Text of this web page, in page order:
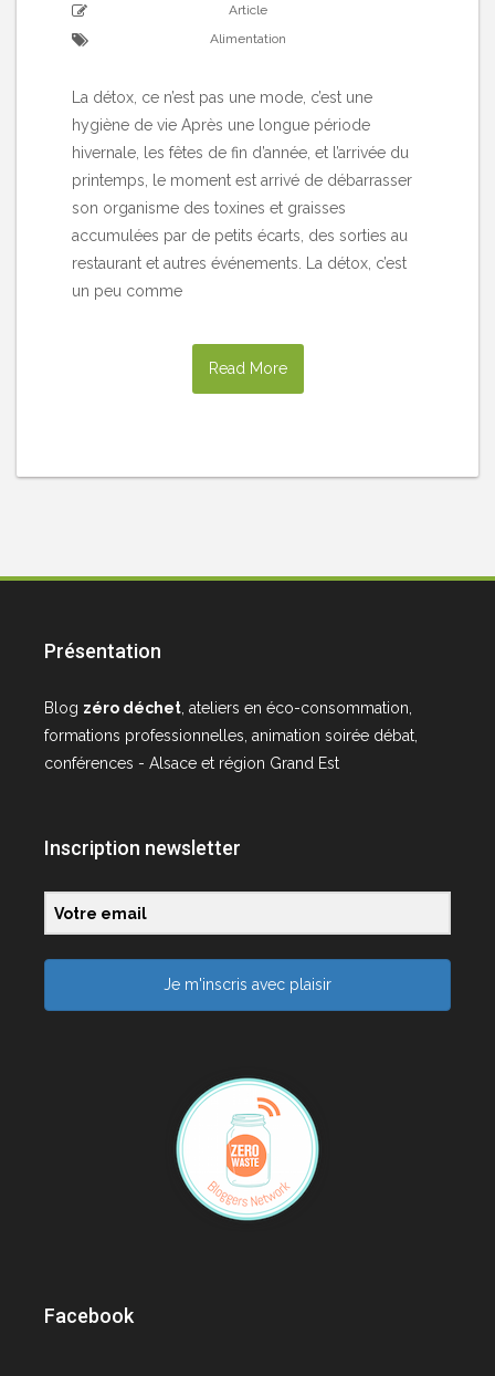
Article
Alimentation
La détox, ce n’est pas une mode, c’est une
hygiène de vie Après une longue période
hivernale, les fêtes de fin d’année, et l’arrivée du
printemps, le moment est arrivé de débarrasser
son organisme des toxines et graisses
accumulées par de petits écarts, des sorties au
restaurant et autres événements. La détox, c’est
un peu comme
Read More
Présentation
Blog zéro déchet, ateliers en éco-consommation,
formations professionnelles, animation soirée débat,
conférences - Alsace et région Grand Est
Inscription newsletter
Je m'inscris avec plaisir
Facebook